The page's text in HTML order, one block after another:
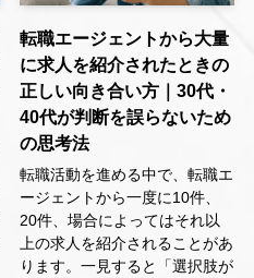
転職エージェントから大量
に求人を紹介されたときの
正しい向き合い方｜30代・
40代が判断を誤らないため
の思考法
転職活動を進める中で、転職エ
ージェントから一度に10件、
20件、場合によってはそれ以
上の求人を紹介されることがあ
ります。一見すると「選択肢が